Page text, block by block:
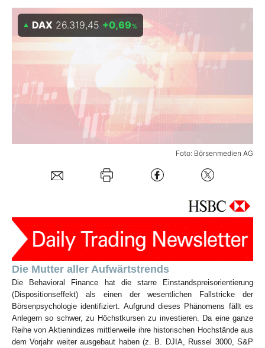
Abo & Shop
BO-Musterdepots
Experten
Mein B:O
Mein Konto
Folgen Sie uns
Kontakt
Foto: Börsenmedien AG
DAX 26.319,45 +0,69 %
Die Mutter aller Aufwärtstrends
Die Behavioral Finance hat die starre Einstandspreisorientierung
(Dispositionseffekt) als einen der wesentlichen Fallstricke der
Börsenpsychologie identifiziert. Aufgrund dieses Phänomens fällt es
Anlegern so schwer, zu Höchstkursen zu investieren. Da eine ganze
Reihe von Aktienindizes mittlerweile ihre historischen Hochstände aus
dem Vorjahr weiter ausgebaut haben (z. B. DJIA, Russel 3000, S&P